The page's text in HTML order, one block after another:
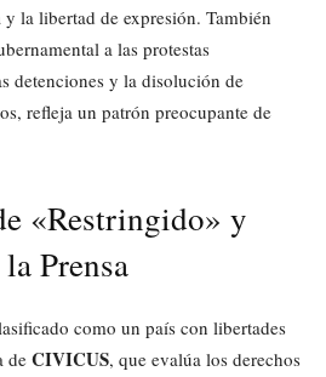
la libertad de expresión. También
a las protestas
detenciones y la disolución de
refleja un patrón preocupante de
«Restringido» y
Prensa
como un país con libertades
de CIVICUS, que evalúa los derechos